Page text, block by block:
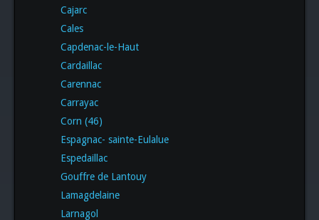
Cajarc
Cales
Capdenac-le-Haut
Cardaillac
Carennac
Carrayac
Corn (46)
Espagnac- sainte-Eulalue
Espedaillac
Gouffre de Lantouy
Lamagdelaine
Larnagol